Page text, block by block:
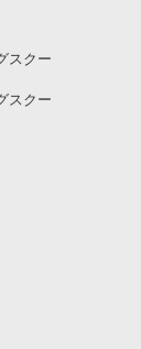
スクー
スクー